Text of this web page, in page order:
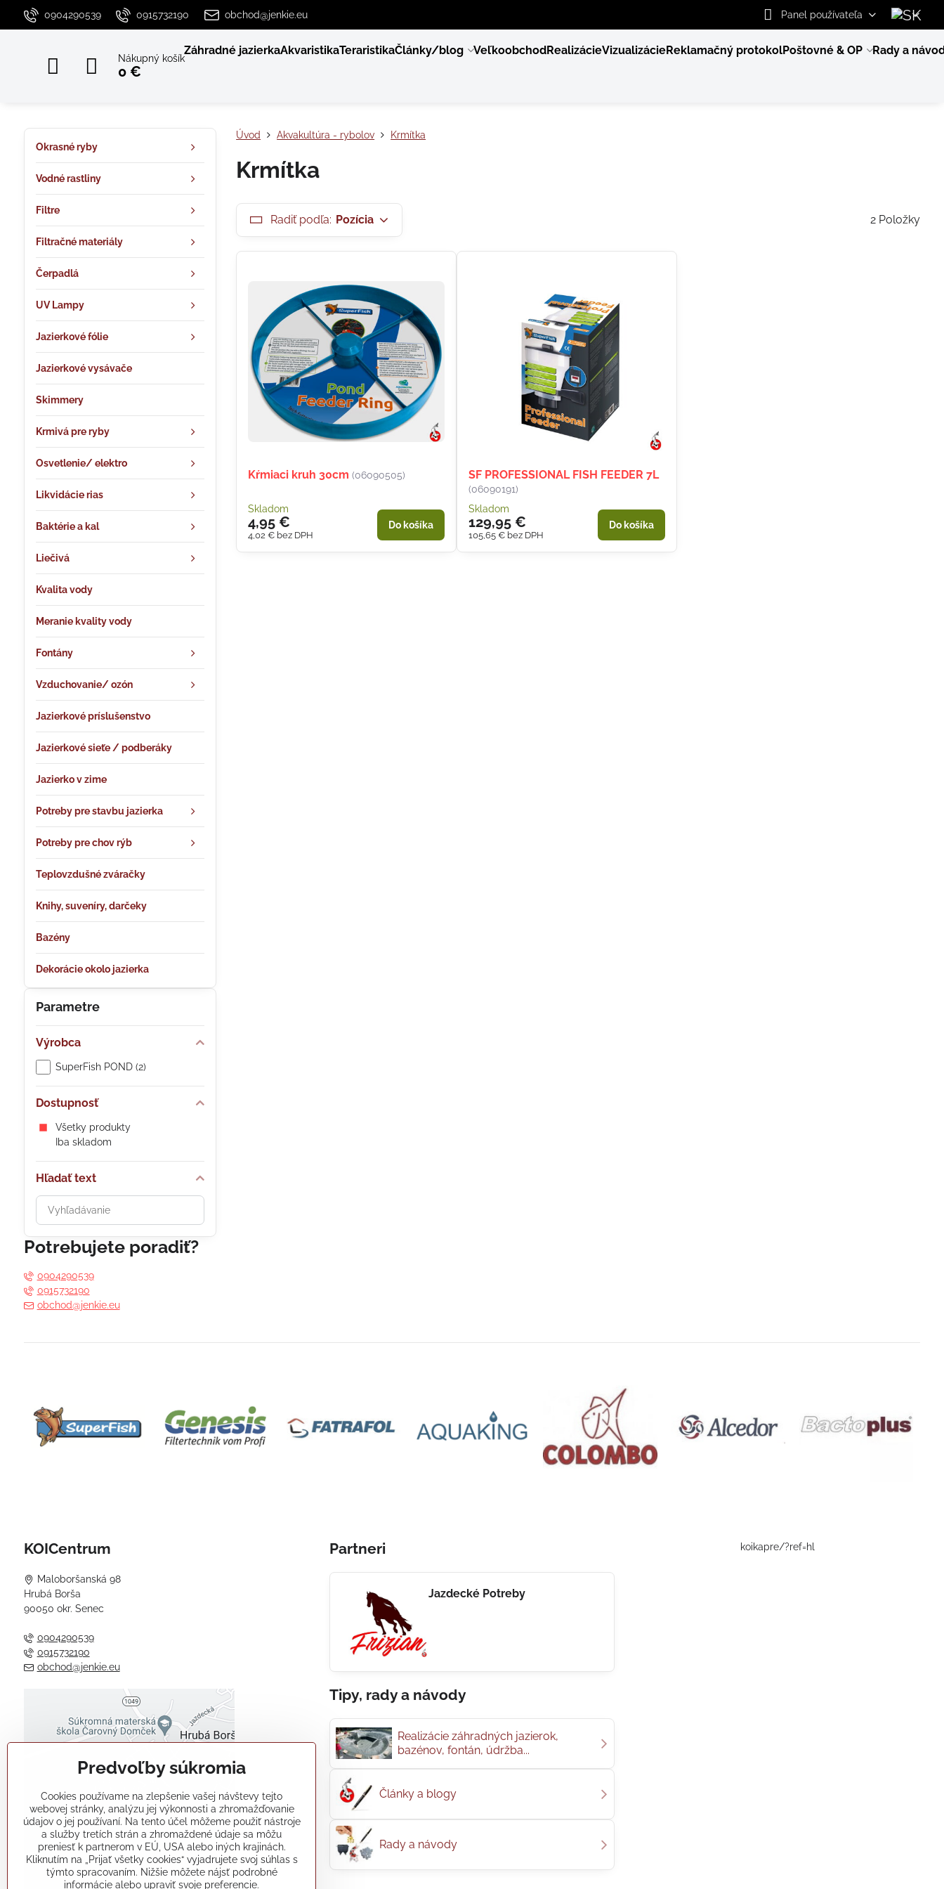
0904290539 0915732190 obchod@jenkie.eu Panel používateľa
Nákupný košík
0 €
Záhradné jazierkaAkvaristikaTeraristikaČlánky/blog VeľkoobchodRealizácieVizualizácieReklamačný protokolPoštovné & OP Rady a
Úvod Akvakultúra - rybolov Krmítka
Krmítka
Radiť podľa: Pozícia 2 Položky
Kŕmiaci kruh 30cm (06090505)
Skladom
4,95 €
4,02 € bez DPH
Do košíka
SF PROFESSIONAL FISH FEEDER 7L
(06090191)
Skladom
129,95 €
105,65 € bez DPH
Do košíka
Parametre
Výrobca
SuperFish POND (2)
Dostupnosť
Všetky produkty
Iba skladom
Hľadať text
Prehľadať
výsledky
filtra
fulltextom
Potrebujete poradiť?
0904290539
0915732190
obchod@jenkie.eu
Okrasné ryby
Vodné rastliny
Filtre
Filtračné materiály
Čerpadlá
UV Lampy
Jazierkové fólie
Jazierkové vysávače
Skimmery
Krmivá pre ryby
Osvetlenie/ elektro
Likvidácie rias
Baktérie a kal
Liečivá
Kvalita vody
Meranie kvality vody
Fontány
Vzduchovanie/ ozón
Jazierkové príslušenstvo
Jazierkové sieťe / podberáky
Jazierko v zime
Potreby pre stavbu jazierka
Potreby pre chov rýb
Teplovzdušné zváračky
Knihy, suveníry, darčeky
Bazény
Dekorácie okolo jazierka
KOICentrum
Maloboršanská 98
Hrubá Borša
90050 okr. Senec
0904290539
0915732190
obchod@jenkie.eu
Externý obsah je blokovaný
Prajete si načítať externý obsah?
Povoliť tentokrát
Povoliť a zapamätať - súhlas s
druhom cookie: Funkčné
Otvoriť obsah v novom okne
Partneri
Jazdecké Potreby
Tipy, rady a návody
Realizácie záhradných jazierok,
bazénov, fontán, údržba...
Články a blogy
Rady a návody
koikapre/?ref=hl
Predvoľby súkromia
Cookies používame na zlepšenie vašej návštevy tejto
webovej stránky, analýzu jej výkonnosti a zhromažďovanie
údajov o jej používaní. Na tento účel môžeme použiť nástroje
a služby tretích strán a zhromaždené údaje sa môžu
preniesť k partnerom v EÚ, USA alebo iných krajinách.
Kliknutím na „Prijať všetky cookies“ vyjadrujete svoj súhlas s
týmto spracovaním. Nižšie môžete nájsť podrobné
informácie alebo upraviť svoje preferencie.